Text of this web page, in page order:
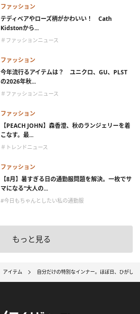
ファッション
テディベアやローズ柄がかわいい！ Cath
Kidstonから...
＃ファッションニュース
ファッション
今年流行るアイテムは？ ユニクロ、GU、PLST
の2026年秋...
＃ファッションニュース
ファッション
【PEACH JOHN】森香澄、秋のランジェリーを着
こなす。最...
＃トレンドニュース
ファッション
【8月】暑すぎる日の通勤服問題を解決。一枚でサ
マになる“大人の...
#今日もちゃんとしたい私の通勤服
もっと見る
アイテム 自分だけの特別なインナー。ほぼ日、ひがし